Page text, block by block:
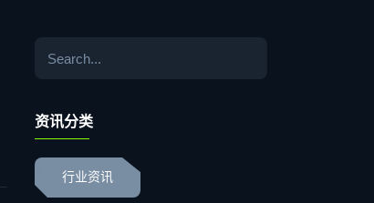
资讯分类
行业资讯